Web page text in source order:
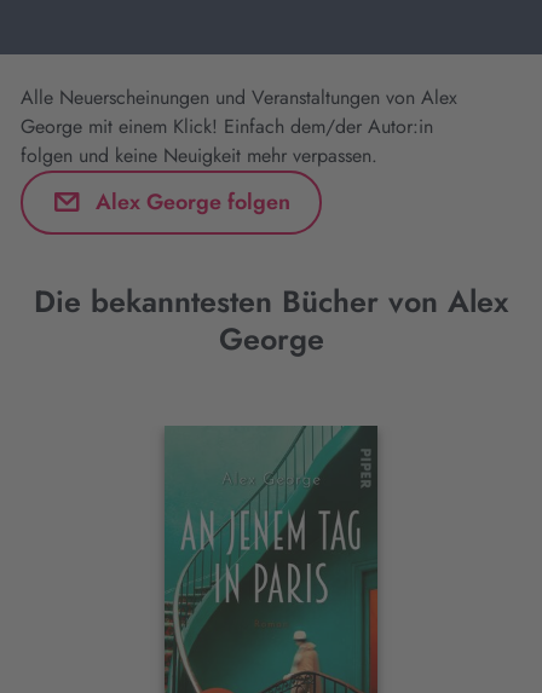
Alle Neuerscheinungen und Veranstaltungen von Alex
George mit einem Klick! Einfach dem/der Autor:in
folgen und keine Neuigkeit mehr verpassen.
Alex George folgen
Die bekanntesten Bücher von Alex
George